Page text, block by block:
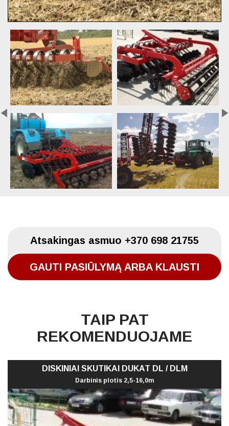
Atsakingas asmuo +370 698 21755
GAUTI PASIŪLYMĄ ARBA KLAUSTI
TAIP PAT
REKOMENDUOJAME
DISKINIAI SKUTIKAI DUKAT DL / DLM
Darbinis plotis 2,5-16,0m